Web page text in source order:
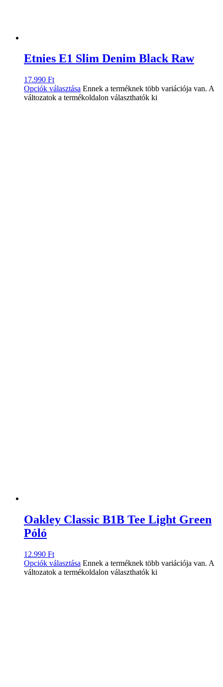
Etnies E1 Slim Denim Black Raw
17.990 Ft
Opciók választása Ennek a terméknek több variációja van. A
változatok a termékoldalon választhatók ki
Oakley Classic B1B Tee Light Green
Póló
12.990 Ft
Opciók választása Ennek a terméknek több variációja van. A
változatok a termékoldalon választhatók ki